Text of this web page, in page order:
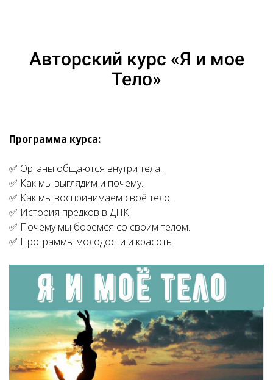
Авторский курс «Я и мое
Тело»
Программа курса:
✅ Органы общаются внутри тела.
✅ Как мы выглядим и почему.
✅ Как мы воспринимаем своё тело.
✅ История предков в ДНК
✅ Почему мы боремся со своим телом.
✅ Программы молодости и красоты.